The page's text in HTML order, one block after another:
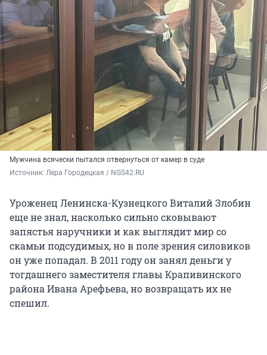
Мужчина всячески пытался отвернуться от камер в суде
Источник: Лера Городецкая / NGS42.RU
Уроженец Ленинска-Кузнецкого Виталий Злобин
еще не знал, насколько сильно сковывают
запястья наручники и как выглядит мир со
скамьи подсудимых, но в поле зрения силовиков
он уже попадал. В 2011 году он занял деньги у
тогдашнего заместителя главы Крапивинского
района Ивана Арефьева, но возвращать их не
спешил.